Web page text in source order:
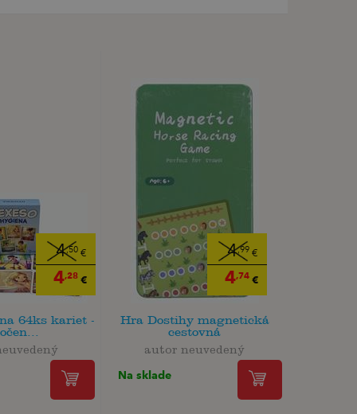
4,50 €
4,28 €
64ks kariet -
4,99 €
4,74 €
Hra Dostihy magnetická
cestovná
autor neuvedený
Na sklade